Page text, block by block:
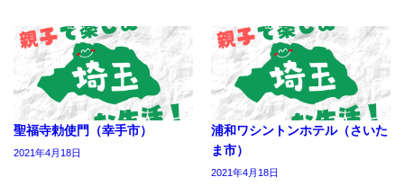
聖福寺勅使門（幸手市）
2021年4月18日
浦和ワシントンホテル（さいた
ま市）
2021年4月18日